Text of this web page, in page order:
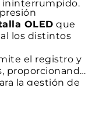
ininterrumpido.
OLED que
los distintos
el registro y
proporcionando
la gestión de
hacen de las